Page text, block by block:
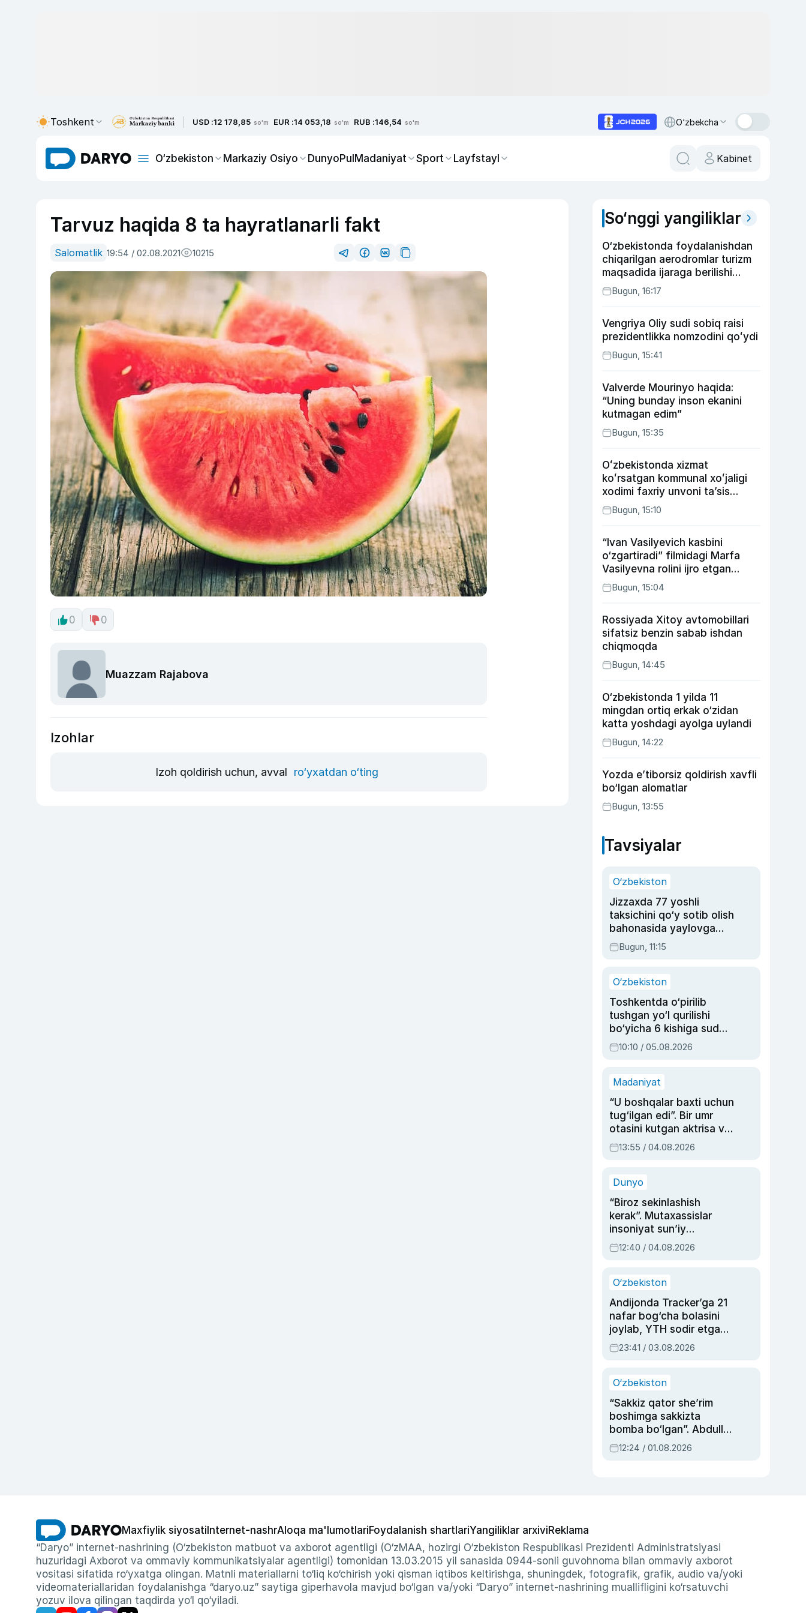
Toshkent USD :12 178,85 so'm EUR :14 053,18 so'm RUB :146,54 so'm O‘zbekcha
O‘zbekiston Markaziy Osiyo DunyoPulMadaniyat Sport Layfstayl Kabinet
Tarvuz haqida 8 ta hayratlanarli fakt
Salomatlik 19:54 / 02.08.2021 10215
0 0
Muazzam Rajabova
Izohlar
Izoh qoldirish uchun, avval ro‘yxatdan o‘ting
So‘nggi yangiliklar
O‘zbekistonda foydalanishdan
chiqarilgan aerodromlar turizm
maqsadida ijaraga berilishi
mumkin
Bugun, 16:17
Vengriya Oliy sudi sobiq raisi
prezidentlikka nomzodini qoʻydi
Bugun, 15:41
Valverde Mourinyo haqida:
“Uning bunday inson ekanini
kutmagan edim”
Bugun, 15:35
Oʻzbekistonda xizmat
koʻrsatgan kommunal xoʻjaligi
xodimi faxriy unvoni taʼsis
etilishi mumkin
Bugun, 15:10
“Ivan Vasilyevich kasbini
o‘zgartiradi” filmidagi Marfa
Vasilyevna rolini ijro etgan
aktrisaning taqdiri qanday
kechdi?
Bugun, 15:04
Rossiyada Xitoy avtomobillari
sifatsiz benzin sabab ishdan
chiqmoqda
Bugun, 14:45
O‘zbekistonda 1 yilda 11
mingdan ortiq erkak o‘zidan
katta yoshdagi ayolga uylandi
Bugun, 14:22
Yozda e’tiborsiz qoldirish xavfli
bo‘lgan alomatlar
Bugun, 13:55
Tavsiyalar
O‘zbekiston
Jizzaxda 77 yoshli
taksichini qo‘y sotib olish
bahonasida yaylovga
olib borib o‘ldirgan yigit
20 yilga qamaldi
Bugun, 11:15
O‘zbekiston
Toshkentda o‘pirilib
tushgan yo‘l qurilishi
bo‘yicha 6 kishiga sud
hukmi o‘qildi
10:10 / 05.08.2026
Madaniyat
“U boshqalar baxti uchun
tug‘ilgan edi”. Bir umr
otasini kutgan aktrisa va
dublyaj ustasi Rimma
Ahmedovaning
13:55 / 04.08.2026
Dunyo
“Biroz sekinlashish
kerak”. Mutaxassislar
insoniyat sun’iy
intellektni boshqara
olmay qolishidan xavotir
12:40 / 04.08.2026
O‘zbekiston
Andijonda Tracker’ga 21
nafar bog‘cha bolasini
joylab, YTH sodir etgan
ayolga sud hukmi o‘qildi
23:41 / 03.08.2026
O‘zbekiston
“Sakkiz qator she’rim
boshimga sakkizta
bomba bo‘lgan”. Abdulla
Oripovni siyosiy
ayblovlardan asrab
12:24 / 01.08.2026
Maxfiylik siyosati Internet-nashrAloqa ma'lumotlariFoydalanish shartlariYangiliklar arxiviReklama
“Daryo” internet-nashrining (O‘zbekiston matbuot va axborot agentligi (O‘zMAA, hozirgi O‘zbekiston Respublikasi Prezidenti Administratsiyasi
huzuridagi Axborot va ommaviy kommunikatsiyalar agentligi) tomonidan 13.03.2015 yil sanasida 0944-sonli guvohnoma bilan ommaviy axborot
vositasi sifatida ro‘yxatga olingan. Matnli materiallarni to‘liq ko‘chirish yoki qisman iqtibos keltirishga, shuningdek, fotografik, grafik, audio va/yoki
videomateriallaridan foydalanishga “daryo.uz” saytiga giperhavola mavjud bo‘lgan va/yoki “Daryo” internet-nashrining muallifligini ko‘rsatuvchi
yozuv ilova qilingan taqdirda yo‘l qo‘yiladi.